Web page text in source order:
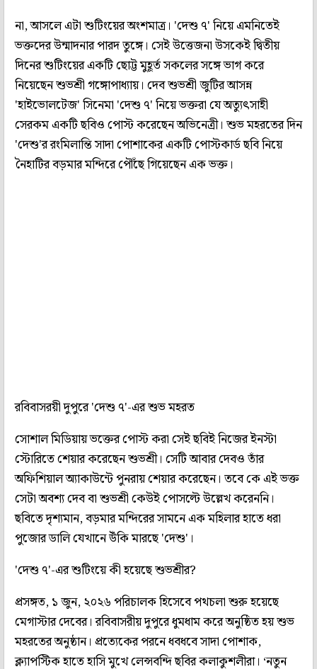
না, আসলে এটা শুটিংয়ের অংশমাত্র। 'দেশু ৭' নিয়ে এমনিতেই
ভক্তদের উন্মাদনার পারদ তুঙ্গে। সেই উত্তেজনা উসকেই দ্বিতীয়
দিনের শুটিংয়ের একটি ছোট্ট মুহূর্ত সকলের সঙ্গে ভাগ করে
নিয়েছেন শুভশ্রী গঙ্গোপাধ্যায়। দেব শুভশ্রী জুটির আসন্ন
'হাইভোলটেজ' সিনেমা 'দেশু ৭' নিয়ে ভক্তরা যে অত্যুৎসাহী
সেরকম একটি ছবিও পোস্ট করেছেন অভিনেত্রী। শুভ মহরতের দিন
'দেশু'র রংমিলান্তি সাদা পোশাকের একটি পোস্টকার্ড ছবি নিয়ে
নৈহাটির বড়মার মন্দিরে পৌঁছে গিয়েছেন এক ভক্ত।
রবিবাসরয়ী দুপুরে 'দেশু ৭'-এর শুভ মহরত
সোশাল মিডিয়ায় ভক্তের পোস্ট করা সেই ছবিই নিজের ইনস্টা
স্টোরিতে শেয়ার করেছেন শুভশ্রী। সেটি আবার দেবও তাঁর
অফিশিয়াল অ্যাকাউন্টে পুনরায় শেয়ার করেছেন। তবে কে এই ভক্ত
সেটা অবশ্য দেব বা শুভশ্রী কেউই পোসল্টে উল্লেখ করেননি।
ছবিতে দৃশ্যমান, বড়মার মন্দিরের সামনে এক মহিলার হাতে ধরা
পুজোর ডালি যেখানে উঁকি মারছে 'দেশু'।
'দেশু ৭'-এর শুটিংয়ে কী হয়েছে শুভশ্রীর?
প্রসঙ্গত, ১ জুন, ২০২৬ পরিচালক হিসেবে পথচলা শুরু হয়েছে
মেগাস্টার দেবের। রবিবাসরীয় দুপুরে ধুমধাম করে অনুষ্ঠিত হয় শুভ
মহরতের অনুষ্ঠান। প্রত্যেকের পরনে ধবধবে সাদা পোশাক,
ক্ল্যাপস্টিক হাতে হাসি মুখে লেন্সবন্দি ছবির কলাকুশলীরা। ‘নতুন